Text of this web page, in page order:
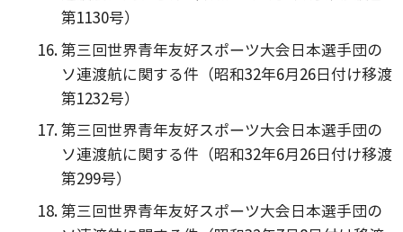
第1130号）
第三回世界青年友好スポーツ大会日本選手団の
ソ連渡航に関する件（昭和32年6月26日付け移渡
第1232号）
第三回世界青年友好スポーツ大会日本選手団の
ソ連渡航に関する件（昭和32年6月26日付け移渡
第299号）
第三回世界青年友好スポーツ大会日本選手団の